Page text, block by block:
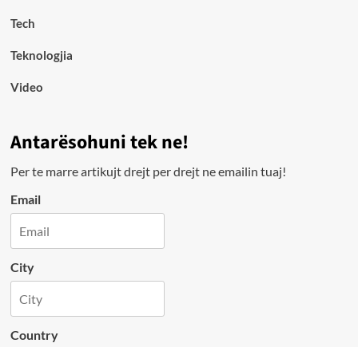
Tech
Teknologjia
Video
Antarësohuni tek ne!
Per te marre artikujt drejt per drejt ne emailin tuaj!
Email
City
Country